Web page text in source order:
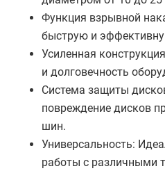
Функция взрывной
быструю и
Усиленная
и долговечность
Система защиты
повреждение дисков
шин.
Универсальность:
работы с различными